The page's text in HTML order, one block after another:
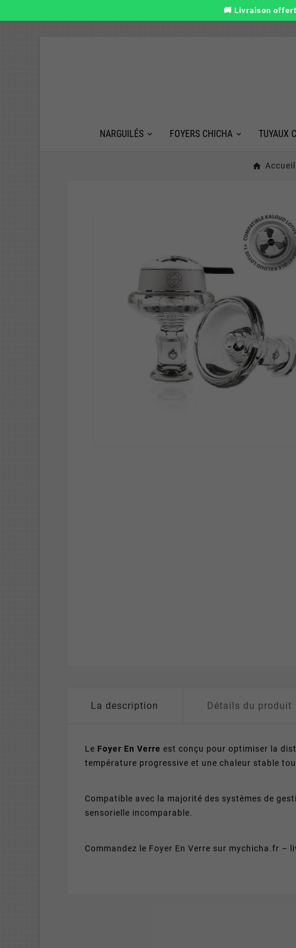
🚚 Livraison
NARGUILÉS FOYERS CHICHA TUYAUX
Accueil
La description Détails du produit
Le Foyer En Verre est conçu pour optimiser la
température progressive et une chaleur stable
Compatible avec la majorité des systèmes de
sensorielle incomparable.
Commandez le Foyer En Verre sur mychicha.fr –